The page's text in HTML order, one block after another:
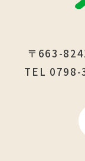
〒663-
TEL 0798-